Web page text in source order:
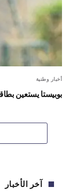
أخبار وطنية
بوبيستا يستعين
آخر الأخبار